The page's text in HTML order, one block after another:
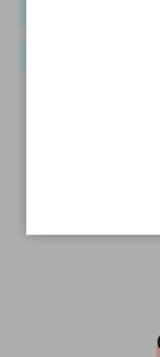
Шампоани